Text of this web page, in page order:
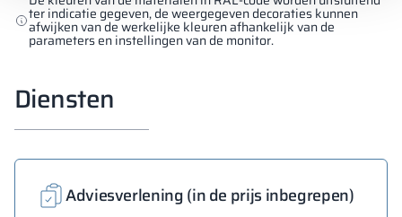
ter indicatie gegeven, de weergegeven decoraties kunnen
afwijken van de werkelijke kleuren afhankelijk van de
parameters en instellingen van de monitor.
Diensten
Adviesverlening (in de prijs inbegrepen)